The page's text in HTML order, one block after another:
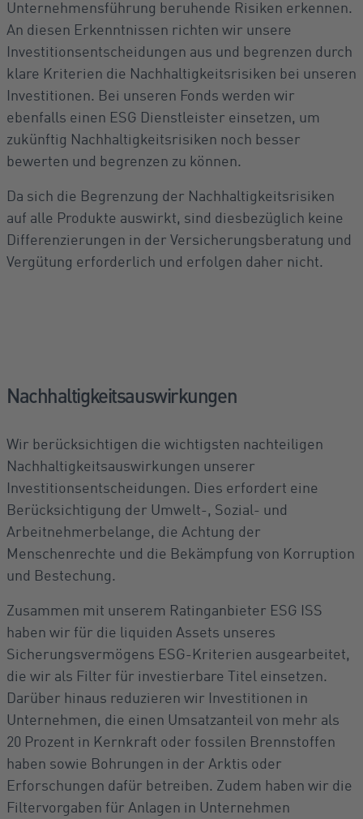
Unternehmensführung beruhende Risiken erkennen.
An diesen Erkenntnissen richten wir unsere
Investitionsentscheidungen aus und begrenzen durch
klare Kriterien die Nachhaltigkeitsrisiken bei unseren
Investitionen. Bei unseren Fonds werden wir
ebenfalls einen ESG Dienstleister einsetzen, um
zukünftig Nachhaltigkeitsrisiken noch besser
bewerten und begrenzen zu können.
Da sich die Begrenzung der Nachhaltigkeitsrisiken
auf alle Produkte auswirkt, sind diesbezüglich keine
Differenzierungen in der Versicherungsberatung und
Vergütung erforderlich und erfolgen daher nicht.
Nachhaltigkeitsauswirkungen
Wir berücksichtigen die wichtigsten nachteiligen
Nachhaltigkeitsauswirkungen unserer
Investitionsentscheidungen. Dies erfordert eine
Berücksichtigung der Umwelt-, Sozial- und
Arbeitnehmerbelange, die Achtung der
Menschenrechte und die Bekämpfung von Korruption
und Bestechung.
Zusammen mit unserem Ratinganbieter ESG ISS
haben wir für die liquiden Assets unseres
Sicherungsvermögens ESG-Kriterien ausgearbeitet,
die wir als Filter für investierbare Titel einsetzen.
Darüber hinaus reduzieren wir Investitionen in
Unternehmen, die einen Umsatzanteil von mehr als
20 Prozent in Kernkraft oder fossilen Brennstoffen
haben sowie Bohrungen in der Arktis oder
Erforschungen dafür betreiben. Zudem haben wir die
Filtervorgaben für Anlagen in Unternehmen